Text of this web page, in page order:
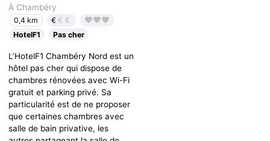
À Chambéry
0,4 km €€€
HotelF1
Pas cher
L’HotelF1 Chambéry Nord est un
hôtel pas cher qui dispose de
chambres rénovées avec Wi-Fi
gratuit et parking privé. Sa
particularité est de ne proposer
que certaines chambres avec
salle de bain privative, les